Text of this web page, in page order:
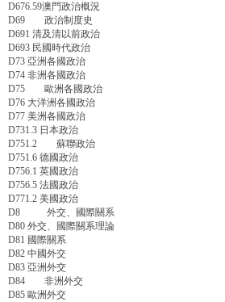
D676.59澳門政治概況
D69 政治制度史
D691 清及清以前政治
D693 民國時代政治
D73 亞洲各國政治
D74 非洲各國政治
D75 歐洲各國政治
D76 大洋洲各國政治
D77 美洲各國政治
D731.3 日本政治
D751.2 蘇聯政治
D751.6 德國政治
D756.1 英國政治
D756.5 法國政治
D771.2 美國政治
D8 外交、國際關系
D80 外交、國際關系理論
D81 國際關系
D82 中國外交
D83 亞洲外交
D84 非洲外交
D85 歐洲外交